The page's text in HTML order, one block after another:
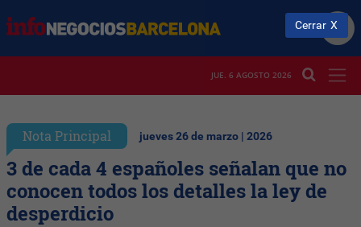
JUE. 6 AGOSTO 2026
Nota Principal jueves 26 de marzo | 2026
3 de cada 4 españoles señalan que no
conocen todos los detalles la ley de
desperdicio
Cerrar